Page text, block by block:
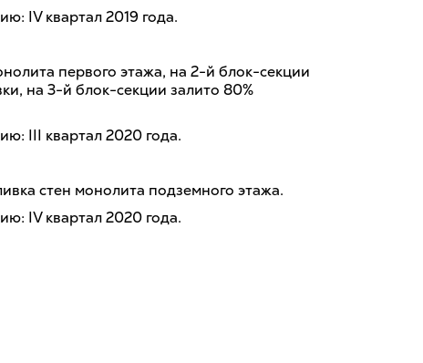
IV квартал 2019 года.
первого этажа, на 2-й блок-секции
на 3-й блок-секции залито 80%
III квартал 2020 года.
стен монолита подземного этажа.
IV квартал 2020 года.